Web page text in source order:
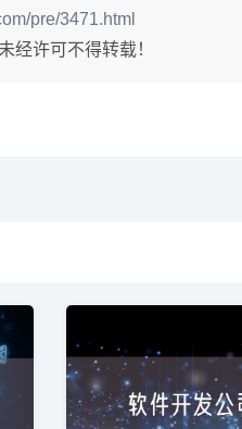
pre/3471.html
经许可不得转载！